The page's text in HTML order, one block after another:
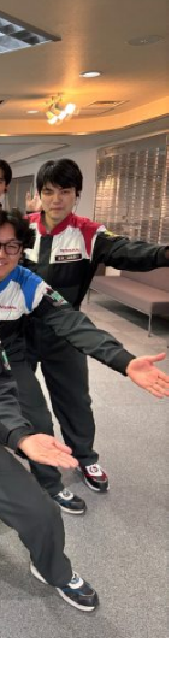
プチ体験開
＞ 学食体験の無
ートコース＞ 学
＜入試対策勉強